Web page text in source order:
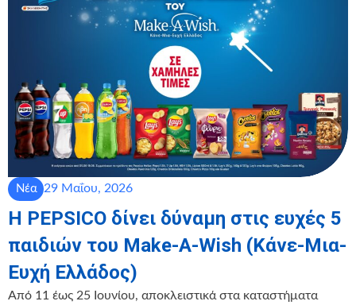
Νέα 29 Μαΐου, 2026
Η PEPSICO δίνει δύναμη στις ευχές 5
παιδιών του Make-A-Wish (Κάνε-Μια-
Ευχή Ελλάδος)
Από 11 έως 25 Ιουνίου, αποκλειστικά στα καταστήματα